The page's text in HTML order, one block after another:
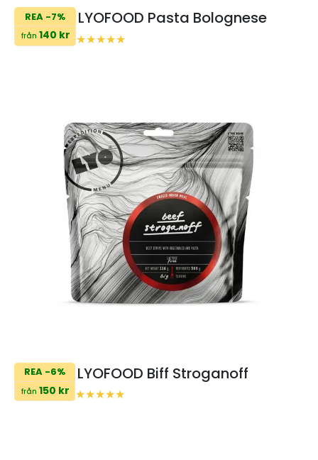
REA -7%
från 140 kr
LYOFOOD Pasta Bolognese
REA -6%
från 150 kr
LYOFOOD Biff Stroganoff